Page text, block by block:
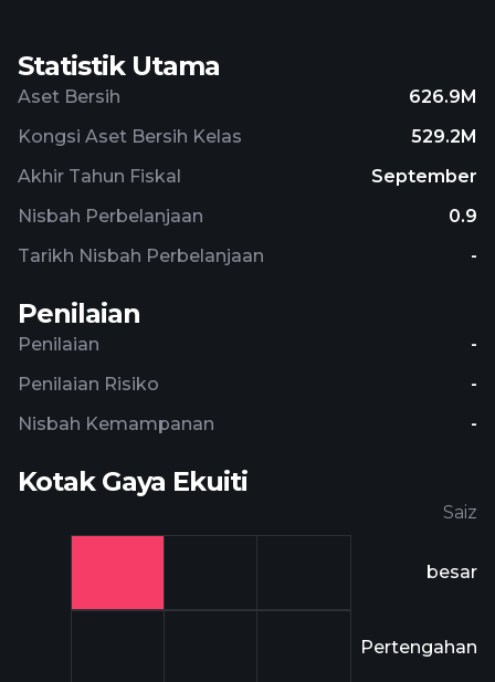
Statistik Utama
Aset Bersih
626.9M
Kongsi Aset Bersih Kelas
529.2M
Akhir Tahun Fiskal
September
Nisbah Perbelanjaan
0.9
Tarikh Nisbah Perbelanjaan
-
Penilaian
Penilaian
-
Penilaian Risiko
-
Nisbah Kemampanan
-
Kotak Gaya Ekuiti
Saiz
besar
Pertengahan